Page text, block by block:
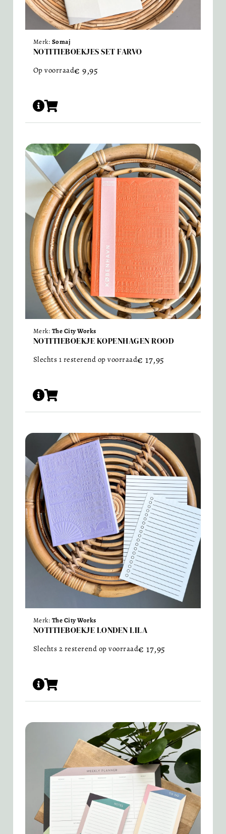
Merk: Somaj
NOTITIEBOEKJES SET FARVO
Op voorraad€ 9,95
Merk: The City Works
NOTITIEBOEKJE KOPENHAGEN ROOD
Slechts 1 resterend op voorraad€ 17,95
Merk: The City Works
NOTITIEBOEKJE LONDEN LILA
Slechts 2 resterend op voorraad€ 17,95